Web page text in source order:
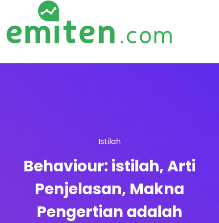
Istilah
Behaviour: istilah, Arti
Penjelasan, Makna
Pengertian adalah